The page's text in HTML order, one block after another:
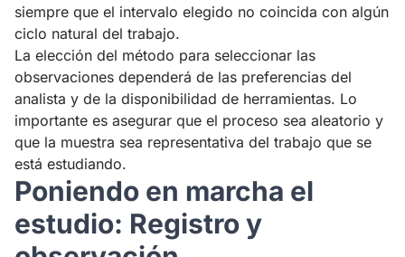
siempre que el intervalo elegido no coincida con algún
ciclo natural del trabajo.
La elección del método para seleccionar las
observaciones dependerá de las preferencias del
analista y de la disponibilidad de herramientas. Lo
importante es asegurar que el proceso sea aleatorio y
que la muestra sea representativa del trabajo que se
está estudiando.
Poniendo en marcha el
estudio: Registro y